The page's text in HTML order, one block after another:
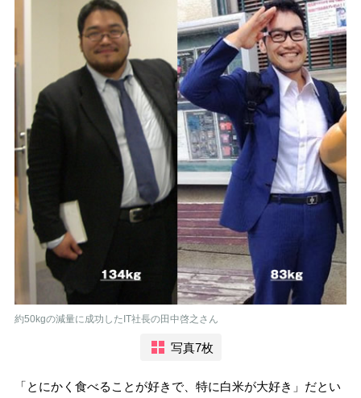
約50kgの減量に成功したIT社長の田中啓之さん
写真7枚
「とにかく食べることが好きで、特に白米が大好き」だとい